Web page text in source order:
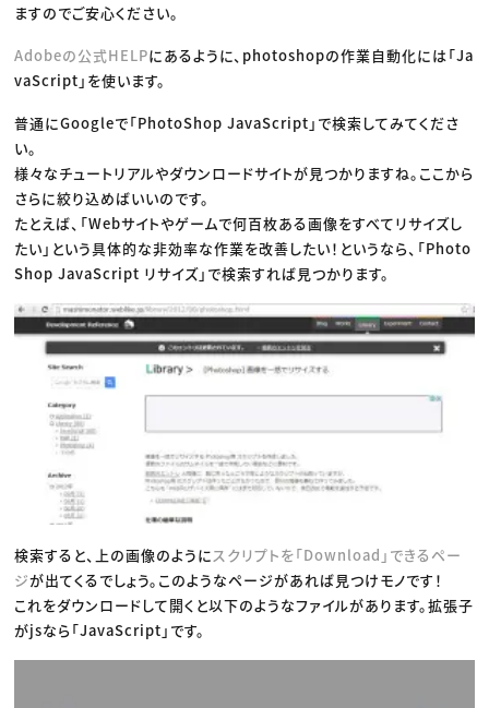
ますのでご安心ください。
Adobeの公式HELPにあるように、photoshopの作業自動化には「Ja
vaScript」を使います。
普通にGoogleで「PhotoShop JavaScript」で検索してみてくださ
い。
様々なチュートリアルやダウンロードサイトが見つかりますね。ここから
さらに絞り込めばいいのです。
たとえば、「Webサイトやゲームで何百枚ある画像をすべてリサイズし
たい」という具体的な非効率な作業を改善したい！というなら、「Photo
Shop JavaScript リサイズ」で検索すれば見つかります。
検索すると、上の画像のようにスクリプトを「Download」できるペー
ジが出てくるでしょう。このようなページがあれば見つけモノです！
これをダウンロードして開くと以下のようなファイルがあります。拡張子
がjsなら「JavaScript」です。